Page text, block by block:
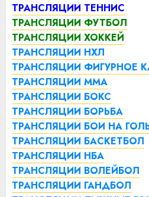
ТРАНСЛЯЦИИ ТЕННИС
ТРАНСЛЯЦИИ ФУТБОЛ
ТРАНСЛЯЦИИ ХОККЕЙ
ТРАНСЛЯЦИИ НХЛ
ТРАНСЛЯЦИИ ФИГУРНОЕ
ТРАНСЛЯЦИИ ММА
ТРАНСЛЯЦИИ БОКС
ТРАНСЛЯЦИИ БОРЬБА
ТРАНСЛЯЦИИ БОИ НА
ТРАНСЛЯЦИИ БАСКЕТБОЛ
ТРАНСЛЯЦИИ НБА
ТРАНСЛЯЦИИ ВОЛЕЙБОЛ
ТРАНСЛЯЦИИ ГАНДБОЛ